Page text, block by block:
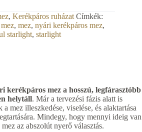
, Kerékpáros ruházat Címkék:
, mez, nyári kerékpáros mez,
starlight, starlight
kerékpáros mez a hosszú, legfárasztóbb
helytáll. Már a tervezési fázis alatt is
mez illeszkedése, viselése, és alaktartása
Mindegy, hogy mennyi ideig van
az abszolút nyerő választás.